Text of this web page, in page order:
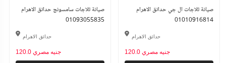
صيانة ثلاجات سامسونج حدائق الاهرام
01093055835
حدائق الاهرام
120.0 جنيه مصري
صيانة ثلاجات ال جي حدائق الاهرام
01010916814
حدائق الاهرام
120.0 جنيه مصري